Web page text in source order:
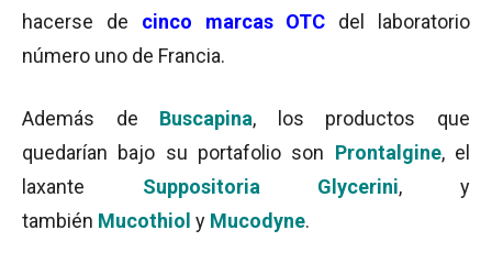
hacerse de cinco marcas OTC del laboratorio
número uno de Francia.
Además de Buscapina, los productos que
quedarían bajo su portafolio son Prontalgine, el
laxante Suppositoria Glycerini, y
también Mucothiol y Mucodyne.